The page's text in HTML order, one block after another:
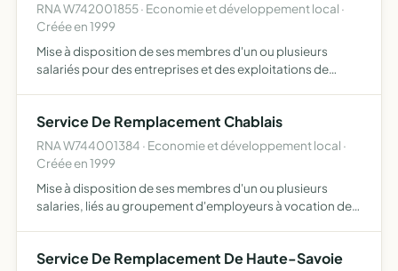
RNA W742001855 · Economie et développement local ·
Créée en 1999
Mise à disposition de ses membres d'un ou plusieurs
salariés pour des entreprises et des exploitations de
Service De Remplacement Chablais
RNA W744001384 · Economie et développement local ·
Créée en 1999
Mise à disposition de ses membres d'un ou plusieurs
salaries, liés au groupement d'employeurs à vocation de
Service De Remplacement De Haute-Savoie